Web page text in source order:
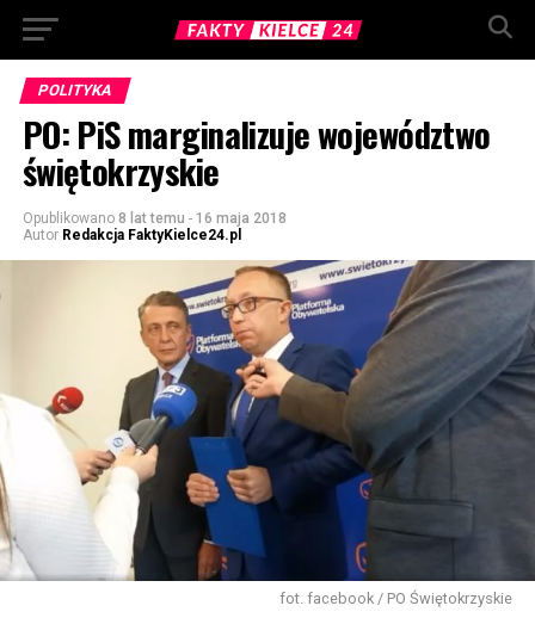
POLITYKA
PO: PiS marginalizuje województwo
świętokrzyskie
Opublikowano 8 lat temu - 16 maja 2018
Autor Redakcja FaktyKielce24.pl
fot. facebook / PO Świętokrzyskie